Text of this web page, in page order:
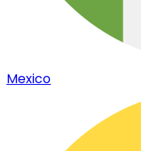
Mexico